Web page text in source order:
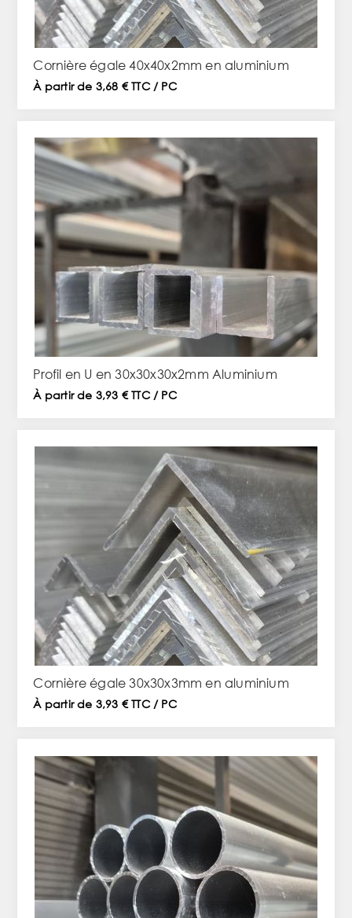
Cornière égale 40x40x2mm en aluminium
À partir de 3,68 € TTC / PC
Profil en U en 30x30x30x2mm Aluminium
À partir de 3,93 € TTC / PC
Cornière égale 30x30x3mm en aluminium
À partir de 3,93 € TTC / PC